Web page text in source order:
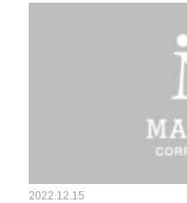
2022.12.15